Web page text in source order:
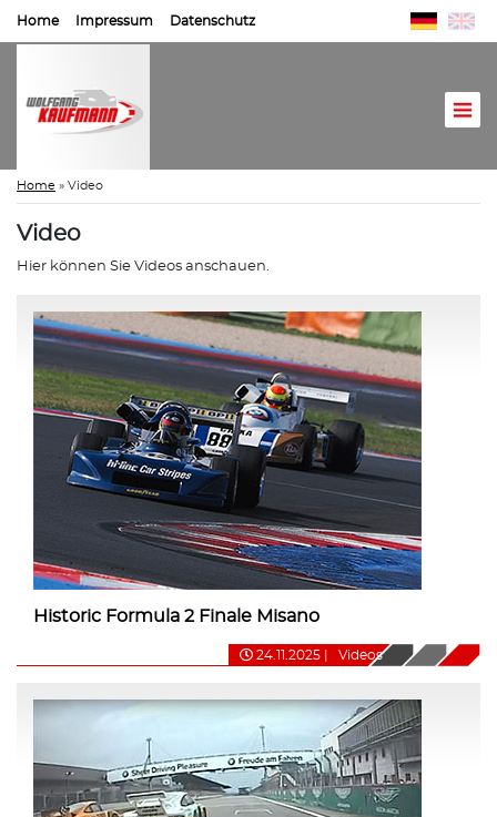
Home Impressum Datenschutz
Home » Video
Video
Hier können Sie Videos anschauen.
Historic Formula 2 Finale Misano
24.11.2025 Videos